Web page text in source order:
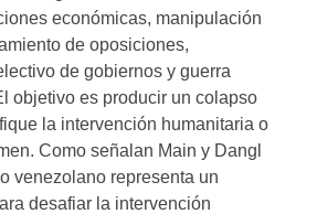
económicas, manipulación
de oposiciones,
de gobiernos y guerra
objetivo es producir un colapso
la intervención humanitaria o
Como señalan Main y Dangl
venezolano representa un
desafiar la intervención